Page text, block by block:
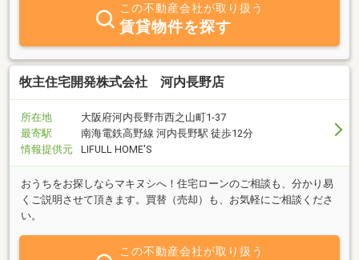
この不動産会社が取り扱う
賃貸物件を探す
牧主住宅開発株式会社 河内長野店
所在地
大阪府河内長野市西之山町1-37
最寄駅
南海電鉄高野線 河内長野駅 徒歩12分
情報提供元
LIFULL HOME'S
おうちをお探しならマキヌシへ！住宅ローンのご相談も、分かり易
くご説明させて頂きます。買替（売却）も、お気軽にご相談くださ
い。
この不動産会社が取り扱う